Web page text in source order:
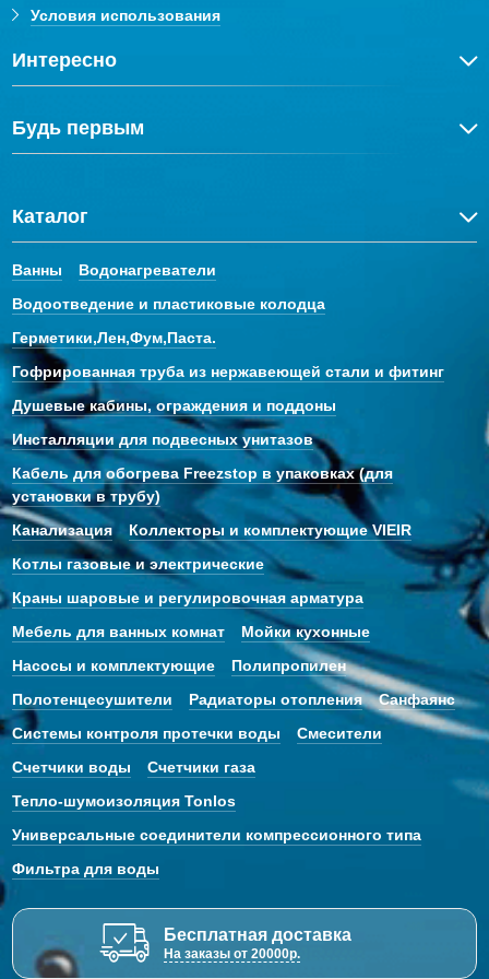
Условия использования
Интересно
Будь первым
Каталог
Ванны
Водонагреватели
Водоотведение и пластиковые колодца
Герметики,Лен,Фум,Паста.
Гофрированная труба из нержавеющей стали и фитинг
Душевые кабины, ограждения и поддоны
Инсталляции для подвесных унитазов
Кабель для обогрева Freezstop в упаковках (для
установки в трубу)
Канализация
Коллекторы и комплектующие VIEIR
Котлы газовые и электрические
Краны шаровые и регулировочная арматура
Мебель для ванных комнат
Мойки кухонные
Насосы и комплектующие
Полипропилен
Полотенцесушители
Радиаторы отопления
Санфаянс
Системы контроля протечки воды
Смесители
Счетчики воды
Счетчики газа
Тепло-шумоизоляция Tonlos
Универсальные соединители компрессионного типа
Фильтра для воды
Бесплатная доставка
На заказы от 20000р.